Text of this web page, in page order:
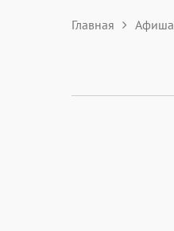
Главная Афиша